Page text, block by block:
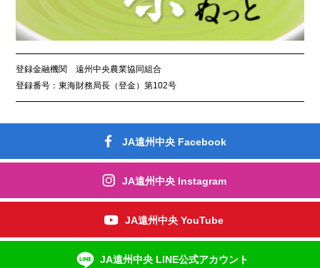
登録金融機関 遠州中央農業協同組合
登録番号：東海財務局長（登金）第102号
JA遠州中央 Facebook
JA遠州中央 Instagram
JA遠州中央 YouTube
JA遠州中央 LINE公式アカウント